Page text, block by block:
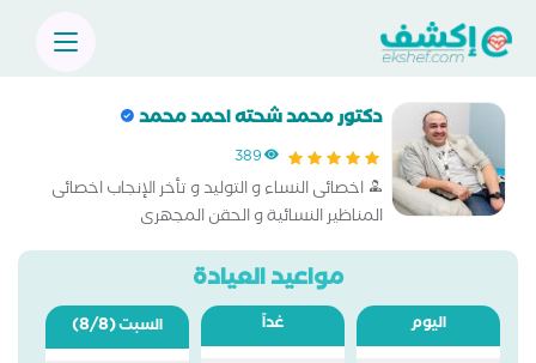
دكتور محمد شحته احمد محمد
389
اخصائى النساء و التوليد و تأخر الإنجاب اخصائى
المناظير النسائية و الحقن المجهرى
مواعيد العيادة
اليوم
غداً السبت(8/8)